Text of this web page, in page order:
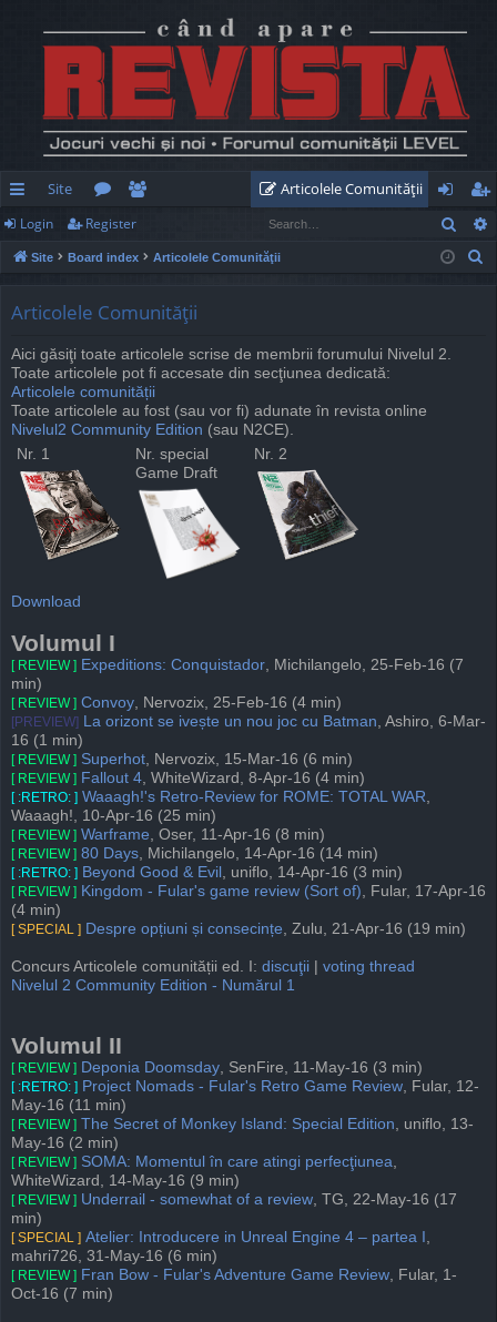
ui
ck
Site
or
u
e
m
Articolele Comunităţii
og
in
eg
ist
Login Register
Site Board index Articolele Comunităţii
Articolele Comunităţii
Aici găsiţi toate articolele scrise de membrii forumului Nivelul 2.
Toate articolele pot fi accesate din secţiunea dedicată:
Articolele comunității
Toate articolele au fost (sau vor fi) adunate în revista online
Nivelul2 Community Edition (sau N2CE).
Nr. 1
Nr. special
Game Draft
Nr. 2
Download
Volumul I
[ REVIEW ] Expeditions: Conquistador, Michilangelo, 25-Feb-16 (7
min)
[ REVIEW ] Convoy, Nervozix, 25-Feb-16 (4 min)
[PREVIEW] La orizont se ivește un nou joc cu Batman, Ashiro, 6-Mar-
16 (1 min)
[ REVIEW ] Superhot, Nervozix, 15-Mar-16 (6 min)
[ REVIEW ] Fallout 4, WhiteWizard, 8-Apr-16 (4 min)
[ :RETRO: ] Waaagh!'s Retro-Review for ROME: TOTAL WAR,
Waaagh!, 10-Apr-16 (25 min)
[ REVIEW ] Warframe, Oser, 11-Apr-16 (8 min)
[ REVIEW ] 80 Days, Michilangelo, 14-Apr-16 (14 min)
[ :RETRO: ] Beyond Good & Evil , uniflo, 14-Apr-16 (3 min)
[ REVIEW ] Kingdom - Fular's game review (Sort of), Fular, 17-Apr-16
(4 min)
[ SPECIAL ] Despre opțiuni și consecințe, Zulu, 21-Apr-16 (19 min)
Concurs Articolele comunității ed. I: discuţii
voting thread
Nivelul 2 Community Edition - Numărul 1
Volumul II
[ REVIEW ] Deponia Doomsday, SenFire, 11-May-16 (3 min)
[ :RETRO: ] Project Nomads - Fular's Retro Game Review, Fular, 12-
May-16 (11 min)
[ REVIEW ] The Secret of Monkey Island: Special Edition, uniflo, 13-
May-16 (2 min)
[ REVIEW ] SOMA: Momentul în care atingi perfecţiunea,
WhiteWizard, 14-May-16 (9 min)
[ REVIEW ] Underrail - somewhat of a review, TG, 22-May-16 (17
min)
[ SPECIAL ] Atelier: Introducere in Unreal Engine 4 – partea I ,
mahri726, 31-May-16 (6 min)
[ REVIEW ] Fran Bow - Fular's Adventure Game Review, Fular, 1-
Oct-16 (7 min)